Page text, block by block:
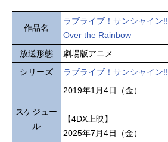
作品名
ラブライブ！サンシャイン
Over the Rainbow
放送形態
劇場版アニメ
シリーズ
ラブライブ！サンシャイン!!
スケジュー
ル
2019年1月4日（金）
【4DX上映】
2025年7月4日（金）